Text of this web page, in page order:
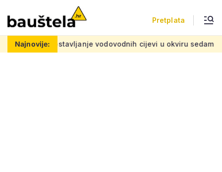
Pretplata
Najnovije:
Postavljanje vodovodnih cijevi u okviru sedam velikih